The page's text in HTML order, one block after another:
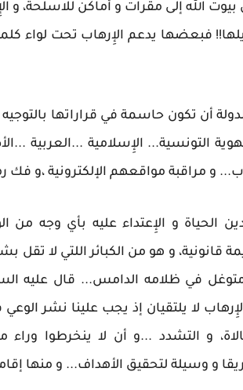
الله إلى مقرات و أماكن للاسلحة، و
فبعضها يدعم الإِرهاب تحت لواء
أن تكون حاسمة في قراراتها
التونسية... الإِسلامية ...العربية
و مراقبة مواقعهم الإلكترونية ،و فك
الحياة و الإِعتداء عليه بأي وجه
قانونية، و هو من الكبائر اللتي لا تقل
في ظلامه الدامس... قال عليه
لا يلتقيان إذ يجب علينا نشر
و التشدد ...و أن لا ينخرطوا
و وسيلة لتحقيق الأهداف... و منها